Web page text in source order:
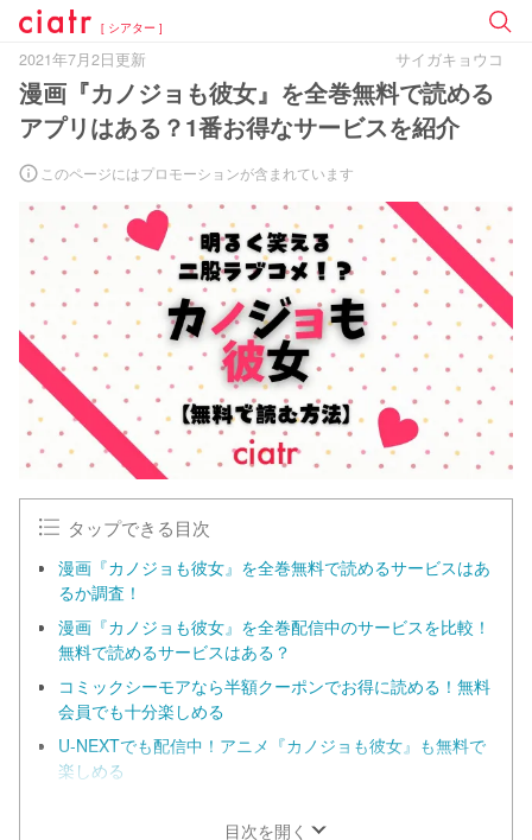
[ シアター ]
2021年7月2日更新 サイガキョウコ
漫画『カノジョも彼女』を全巻無料で読める
アプリはある？1番お得なサービスを紹介
このページにはプロモーションが含まれています
タップできる目次
漫画『カノジョも彼女』を全巻無料で読めるサービスはあ
るか調査！
漫画『カノジョも彼女』を全巻配信中のサービスを比較！
無料で読めるサービスはある？
コミックシーモアなら半額クーポンでお得に読める！無料
会員でも十分楽しめる
U-NEXTでも配信中！アニメ『カノジョも彼女』も無料で
楽しめる
目次を開く